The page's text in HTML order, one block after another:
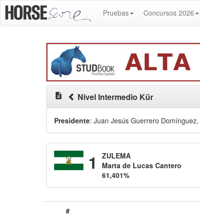
Pruebas Concursos 2026
description Nivel Intermedio Kür
Presidente: Juan Jesús Guerrero Domínguez,
1
ZULEMA
Marta de Lucas Cantero
61,401%
#